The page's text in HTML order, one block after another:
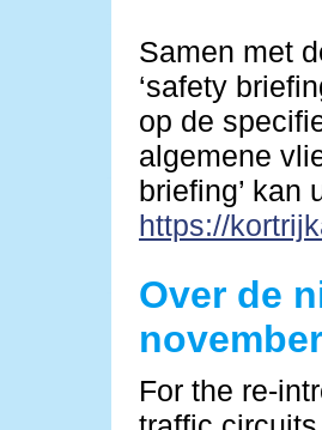
Samen met
‘safety
op de
algemene
briefing’ kan
https://
Over de
For the re-